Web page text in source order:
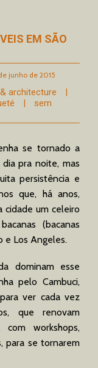
EM SÃO
junho de 2015
architecture
|
|
sem
se tornado a
pra noite, mas
persistência e
que, há anos,
cidade um celeiro
(bacanas
e Los Angeles.
dominam esse
pelo Cambuci,
ver cada vez
que renovam
com workshops,
para se tornarem